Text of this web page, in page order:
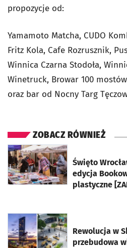
propozycje od:
Yamamoto Matcha, CUDO
Fritz Kola, Cafe Rozrusznik,
Winnica Czarna Stodoła,
Winetruck, Browar 100
oraz bar od Nocny Targ
ZOBACZ RÓWNIEŻ
Święto
edycja
plastyczne
otworzy się w nowej karcie
Rewolucja w
przebudowa
otworzy się w nowej karcie